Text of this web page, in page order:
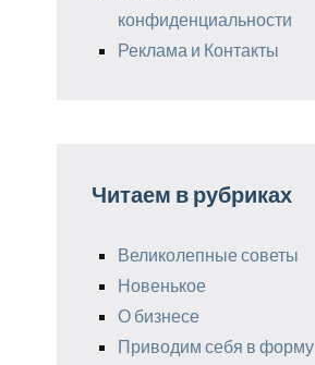
конфиденциальности
Реклама и Контакты
Читаем в рубриках
Великолепные советы
Новенькое
О бизнесе
Приводим себя в форму